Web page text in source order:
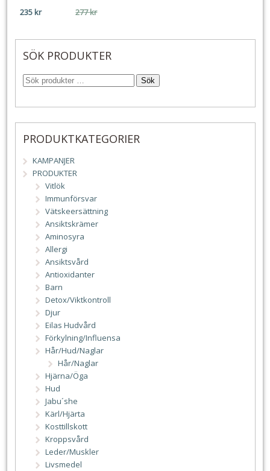
277krDet
priset
var:
277 kr.
235kr
Det
priset
är:
235 kr.
SÖK PRODUKTER
Sök
PRODUKTKATEGORIER
KAMPANJER
PRODUKTER
Vitlök
Immunförsvar
Vätskeersättning
Ansiktskrämer
Aminosyra
Allergi
Ansiktsvård
Antioxidanter
Barn
Detox/Viktkontroll
Djur
Eilas Hudvård
Förkylning/Influensa
Hår/Hud/Naglar
Hår/Naglar
Hjärna/Öga
Hud
Jabu´she
Kärl/Hjärta
Kosttillskott
Kroppsvård
Leder/Muskler
Livsmedel